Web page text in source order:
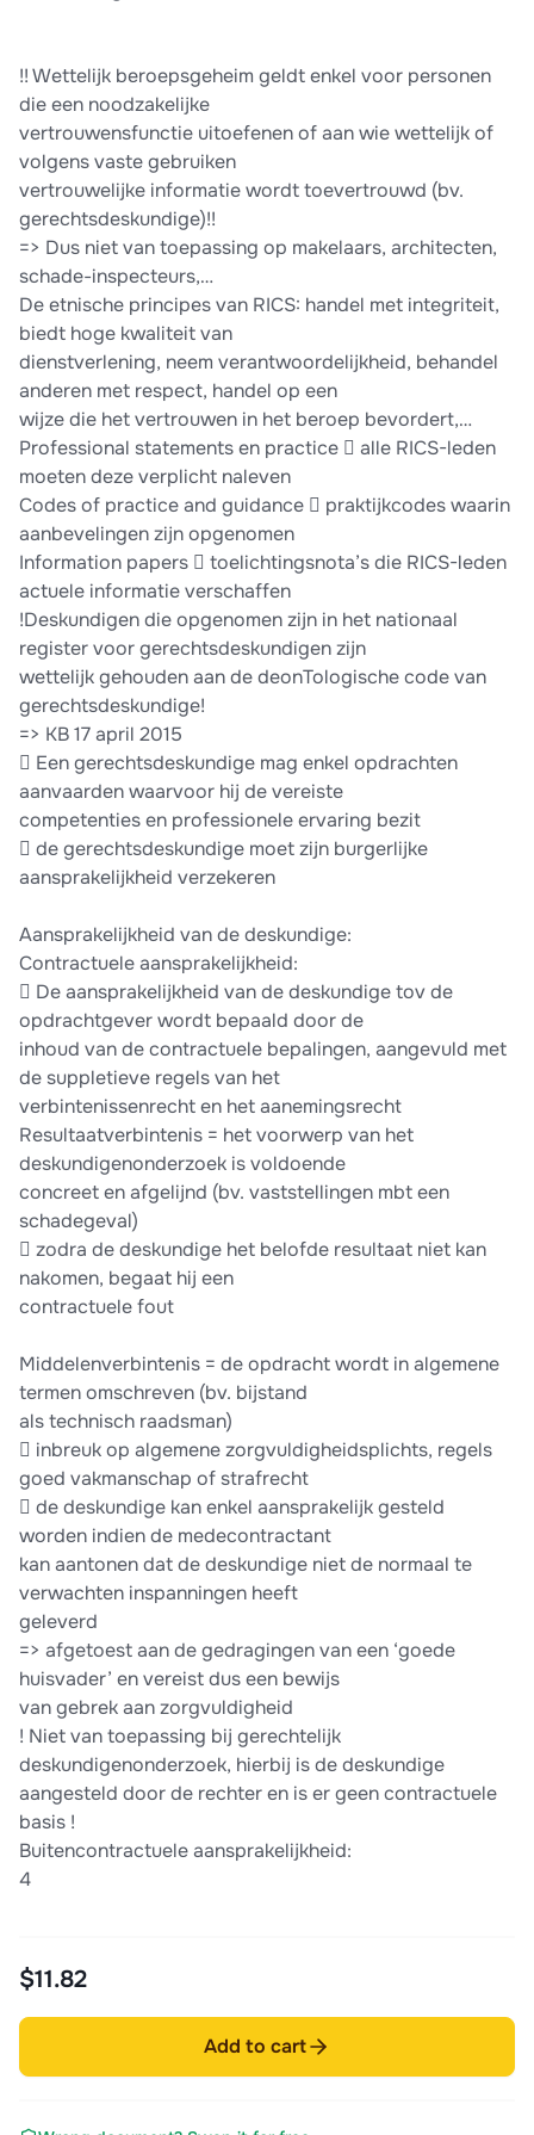
!! Wettelijk beroepsgeheim geldt enkel voor personen
die een noodzakelijke
vertrouwensfunctie uitoefenen of aan wie wettelijk of
volgens vaste gebruiken
vertrouwelijke informatie wordt toevertrouwd (bv.
gerechtsdeskundige)!!
=> Dus niet van toepassing op makelaars, architecten,
schade-inspecteurs,…
De etnische principes van RICS: handel met integriteit,
biedt hoge kwaliteit van
dienstverlening, neem verantwoordelijkheid, behandel
anderen met respect, handel op een
wijze die het vertrouwen in het beroep bevordert,…
Professional statements en practice  alle RICS-leden
moeten deze verplicht naleven
Codes of practice and guidance  praktijkcodes waarin
aanbevelingen zijn opgenomen
Information papers  toelichtingsnota’s die RICS-leden
actuele informatie verschaffen
!Deskundigen die opgenomen zijn in het nationaal
register voor gerechtsdeskundigen zijn
wettelijk gehouden aan de deonTologische code van
gerechtsdeskundige!
=> KB 17 april 2015
 Een gerechtsdeskundige mag enkel opdrachten
aanvaarden waarvoor hij de vereiste
competenties en professionele ervaring bezit
 de gerechtsdeskundige moet zijn burgerlijke
aansprakelijkheid verzekeren
Aansprakelijkheid van de deskundige:
Contractuele aansprakelijkheid:
 De aansprakelijkheid van de deskundige tov de
opdrachtgever wordt bepaald door de
inhoud van de contractuele bepalingen, aangevuld met
de suppletieve regels van het
verbintenissenrecht en het aanemingsrecht
Resultaatverbintenis = het voorwerp van het
deskundigenonderzoek is voldoende
concreet en afgelijnd (bv. vaststellingen mbt een
schadegeval)
 zodra de deskundige het belofde resultaat niet kan
nakomen, begaat hij een
contractuele fout
Middelenverbintenis = de opdracht wordt in algemene
termen omschreven (bv. bijstand
als technisch raadsman)
 inbreuk op algemene zorgvuldigheidsplichts, regels
goed vakmanschap of strafrecht
 de deskundige kan enkel aansprakelijk gesteld
worden indien de medecontractant
kan aantonen dat de deskundige niet de normaal te
verwachten inspanningen heeft
geleverd
=> afgetoest aan de gedragingen van een ‘goede
huisvader’ en vereist dus een bewijs
van gebrek aan zorgvuldigheid
! Niet van toepassing bij gerechtelijk
deskundigenonderzoek, hierbij is de deskundige
aangesteld door de rechter en is er geen contractuele
basis !
Buitencontractuele aansprakelijkheid:
4
$11.82
Add to cart